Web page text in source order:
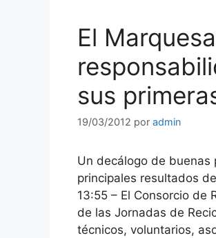
El
sus
19/03/2012 por admin
Un decálogo de buenas
principales resultados
13:55 – El Consorcio de
de las Jornadas de
técnicos, voluntarios,